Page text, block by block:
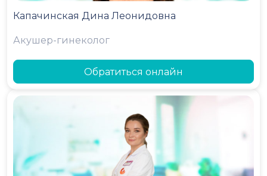
Капачинская Дина Леонидовна
Акушер-гинеколог
Обратиться онлайн